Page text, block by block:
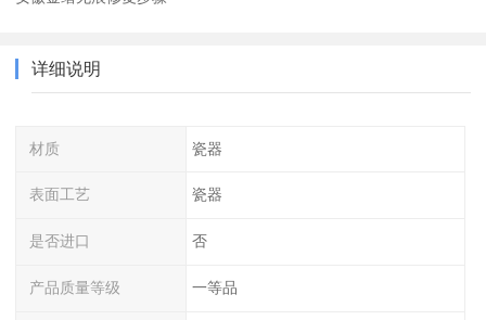
详细说明
材质 瓷器
表面工艺 瓷器
是否进口 否
产品质量等级 一等品